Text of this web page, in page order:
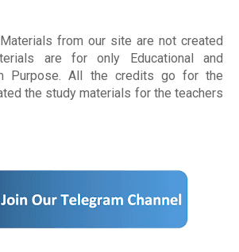
Materials from our site are not created
are for only Educational and
Purpose. All the credits go for the
the study materials for the teachers